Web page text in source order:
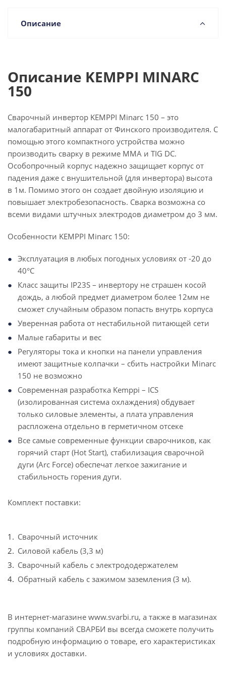
Описание
Описание KEMPPI MINARC
150
Сварочный инвертор KEMPPI Minarc 150 – это
малогабаритный аппарат от Финского производителя. С
помощью этого компактного устройства можно
производить сварку в режиме MMA и TIG DC.
Особопрочный корпус надежно защищает корпус от
падения даже с внушительной (для инвертора) высота
в 1м. Помимо этого он создает двойную изоляцию и
повышает электробезопасность. Сварка возможна со
всеми видами штучных электродов диаметром до 3 мм.
Особенности KEMPPI Minarc 150:
Эксплуатация в любых погодных условиях от -20 до
40°С
Класс защиты IP23S – инвертору не страшен косой
дождь, а любой предмет диаметром более 12мм не
сможет случайным образом попасть внутрь корпуса
Уверенная работа от нестабильной питающей сети
Малые габариты и вес
Регуляторы тока и кнопки на панели управления
имеют защитные колпачки – сбить настройки Minarc
150 не возможно
Современная разработка Kemppi – ICS
(изолированная система охлаждения) обдувает
только силовые элементы, а плата управления
распложена отдельно в герметичном отсеке
Все самые современные функции сварочников, как
горячий старт (Hot Start), стабилизация сварочной
дуги (Arc Force) обеспечат легкое зажигание и
стабильность горения дуги.
Комплект поставки:
Сварочный источник
Силовой кабель (3,3 м)
Сварочный кабель с электрододержателем
Обратный кабель с зажимом заземления (3 м).
В интернет-магазине www.svarbi.ru, а также в магазинах
группы компаний СВАРБИ вы всегда сможете получить
подробную информацию о товаре, его характеристиках
и условиях доставки.